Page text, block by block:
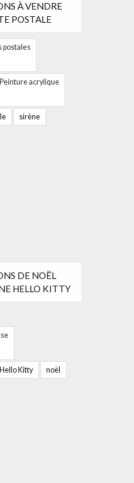
À VENDRE
POSTALE
postales
Peinture acrylique
sirène
DE NOËL
HELLO KITTY
Hello Kitty noël